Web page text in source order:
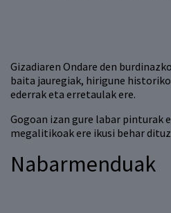
Gizadiaren Ondare den
baita jauregiak, hirigune
ederrak eta erretaulak ere.
Gogoan izan gure labar pinturak
megalitikoak ere ikusi behar
Nabarmenduak